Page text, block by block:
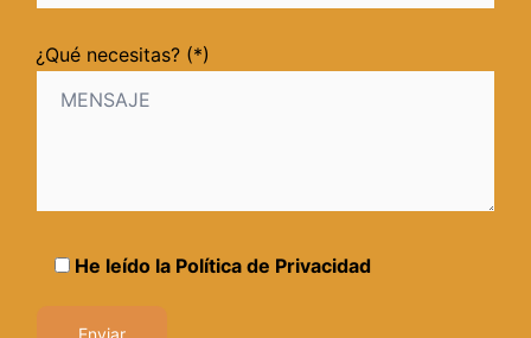
¿Qué necesitas? (*)
He leído la Política de Privacidad